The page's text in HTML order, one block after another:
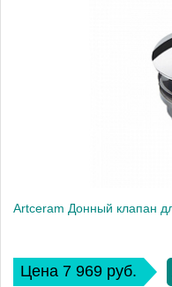
Цена 7 969 руб.